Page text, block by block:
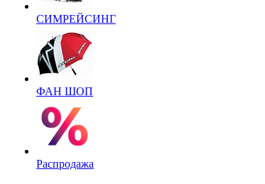
СИМРЕЙСИНГ
ФАН ШОП
Распродажа